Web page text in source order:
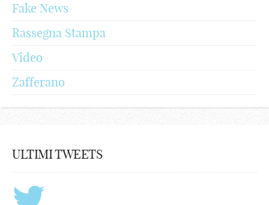
Fake News
Rassegna Stampa
Video
Zafferano
ULTIMI TWEETS